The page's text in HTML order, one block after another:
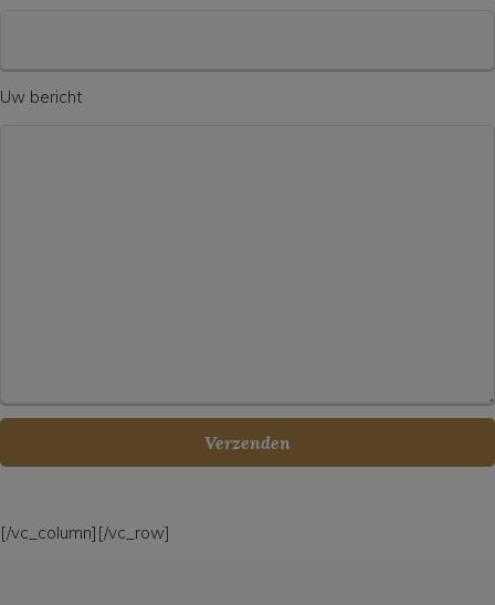
Uw bericht
[/vc_column][/vc_row]